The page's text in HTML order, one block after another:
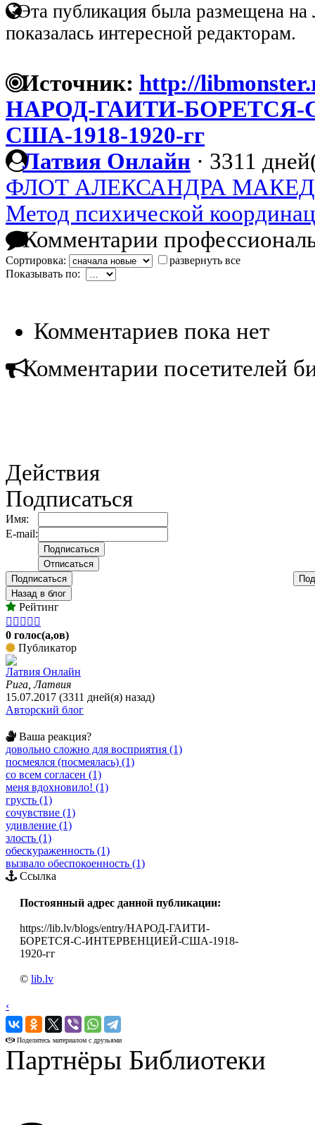
Эта публикация была размещена на
показалась интересной редакторам.
Источник: http://
НАРОД-ГАИТИ-
США-1918-1920-гг
Латвия Онлайн · 3311
ФЛОТ АЛЕКСАНДРА
Метод психической
Комментарии
Сортировка:
развернуть все
Показывать по:
Комментариев пока нет
Комментарии посетителей
Действия
Подписаться
Имя:
E-mail:
Подписаться
Назад в блог
Рейтинг
    
0 голос(а,ов)
Публикатор
Латвия Онлайн
Рига, Латвия
15.07.2017 (3311 дней(я) назад)
Авторский блог
Ваша реакция?
довольно сложно для восприятия (1)
посмеялся (посмеялась) (1)
со всем согласен (1)
меня вдохновило! (1)
грусть (1)
сочувствие (1)
удивление (1)
злость (1)
обескураженность (1)
вызвало обеспокоенность (1)
Ссылка
Постоянный адрес данной публикации:
https://lib.lv/blogs/entry/НАРОД-ГАИТИ-
БОРЕТСЯ-С-ИНТЕРВЕНЦИЕЙ-США-1918-
1920-гг
© lib.lv
‹
›
Поделитесь материалом с друзьями
Партнёры Библиотеки